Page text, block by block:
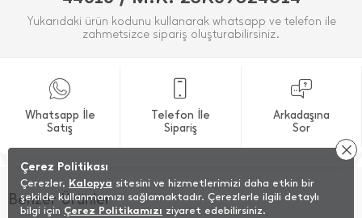
Yukarıdaki ürün kodunu kullanarak whatsapp ve telefon ile
zahmetsizce sipariş oluşturabilirsiniz.
Whatsapp İle
Satış
Telefon İle
Sipariş
Arkadaşına
Sor
Benzer Ürünler
Çerez Politikası
Çerezler, Kalopya sitesini ve hizmetlerimizi daha etkin bir
şekilde kullanmamızı sağlamaktadır. Çerezlerle ilgili detaylı
bilgi için Çerez Politikamızı ziyaret edebilirsiniz.